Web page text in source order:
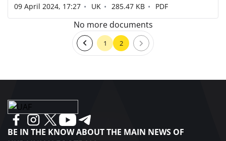
09 April 2024, 17:27 UK 285.47 KB PDF
No more documents
1 2
BE IN THE KNOW ABOUT THE MAIN NEWS OF